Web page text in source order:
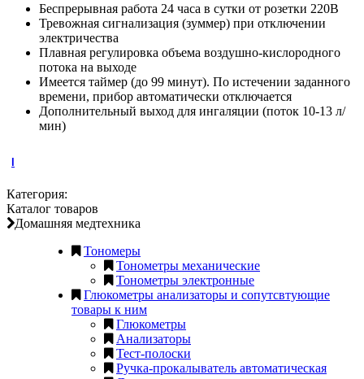
Беспрерывная работа 24 часа в сутки от розетки 220В
Тревожная сигнализация (зуммер) при отключении
электричества
Плавная регулировка объема воздушно-кислородного
потока на выходе
Имеется таймер (до 99 минут). По истечении заданного
времени, прибор автоматически отключается
Дополнительный выход для ингаляции (поток 10-13 л/
мин)
Категория:
Каталог товаров
Домашняя медтехника
Тономеры
Тонометры механические
Тонометры электронные
Глюкометры анализаторы и сопутсвтующие
товары к ним
Глюкометры
Анализаторы
Тест-полоски
Ручка-прокалыватель автоматическая